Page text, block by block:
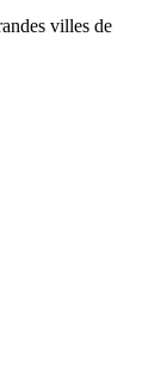
villes de